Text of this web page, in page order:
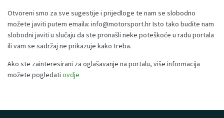
Otvoreni smo za sve sugestije i prijedloge te nam se slobodno
možete javiti putem emaila: info@motorsport.hr Isto tako budite nam
slobodni javiti u slučaju da ste pronašli neke poteškoće u radu portala
ili vam se sadržaj ne prikazuje kako treba.
Ako ste zainteresirani za oglašavanje na portalu, više informacija
možete pogledati ovdje